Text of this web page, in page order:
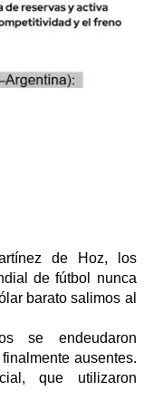
de Hoz, los
de fútbol nunca
barato salimos al
se endeudaron
ausentes.
que utilizaron